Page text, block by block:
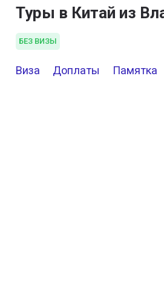
Туры в Китай из
БЕЗ ВИЗЫ
Виза Доплаты Памятка